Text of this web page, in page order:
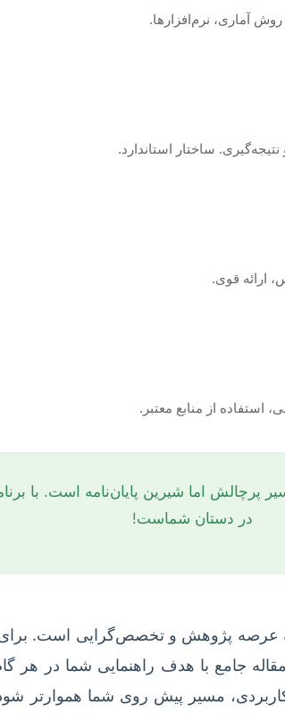
آماری، نرم‌افزارها.
ساختار استاندارد.
ارائه قوی.
استفاده از منابع معتبر.
پرچالش اما شیرین پایان‌نامه است. با
در دستان شماست!
عرصه پژوهش و تخصص‌گرایی است.
با هدف راهنمایی شما در هر گام
مسیر پیش روی شما هموارتر